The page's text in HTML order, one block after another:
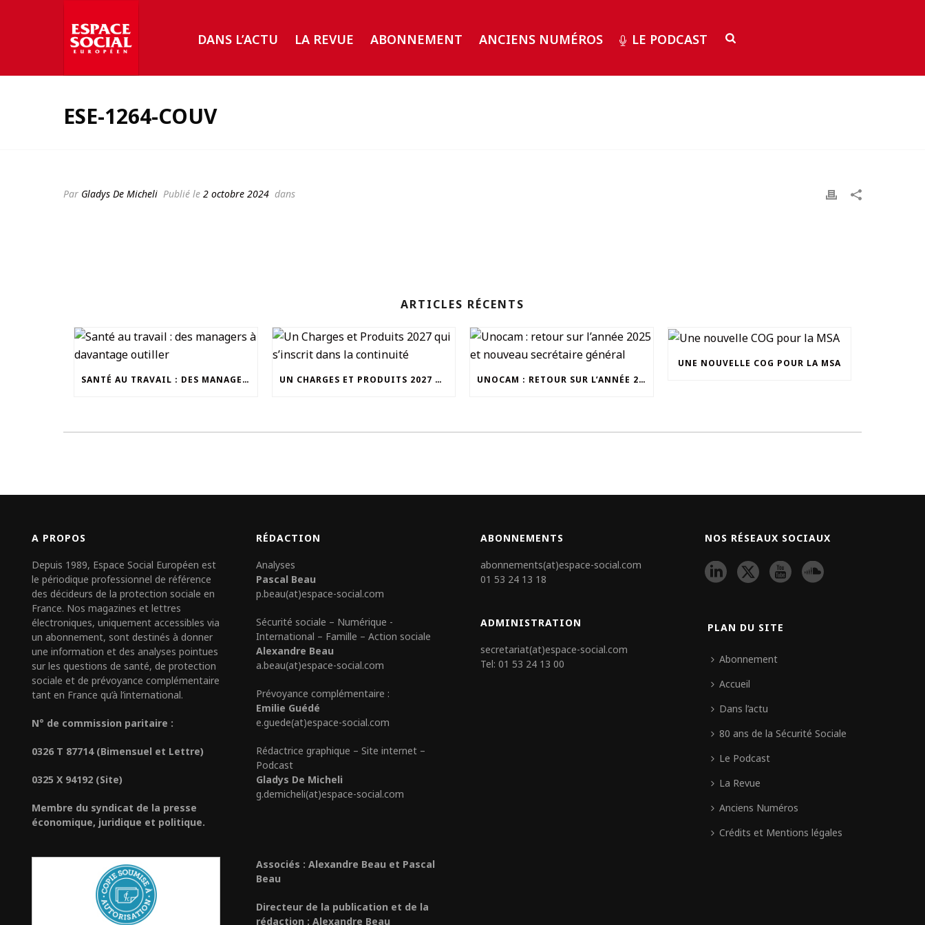
DANS L’ACTU LA REVUE ABONNEMENT ANCIENS NUMÉROS LE PODCAST
ESE-1264-COUV
Par Gladys De Micheli Publié le 2 octobre 2024 dans
ARTICLES RÉCENTS
SANTÉ AU TRAVAIL : DES MANAGERS À DAVANTAGE OUTILLER UN CHARGES ET PRODUITS 2027 QUI S’INSCRIT DANS LA CONTINUITÉ UNOCAM : RETOUR SUR L’ANNÉE 2025 ET NOUVEAU SECRÉTAIRE GÉNÉRAL
UNE NOUVELLE COG POUR LA MSA
A PROPOS
Depuis 1989, Espace Social Européen est
le périodique professionnel de référence
des décideurs de la protection sociale en
France. Nos magazines et lettres
électroniques, uniquement accessibles via
un abonnement, sont destinés à donner
une information et des analyses pointues
sur les questions de santé, de protection
sociale et de prévoyance complémentaire
tant en France qu’à l’international.
N° de commission paritaire :
0326 T 87714 (Bimensuel et Lettre)
0325 X 94192 (Site)
Membre du syndicat de la presse
économique, juridique et politique.
RÉDACTION
Analyses
Pascal Beau
p.beau(at)espace-social.com
Sécurité sociale – Numérique -
International – Famille – Action sociale
Alexandre Beau
a.beau(at)espace-social.com
Prévoyance complémentaire :
Emilie Guédé
e.guede(at)espace-social.com
Rédactrice graphique – Site internet –
Podcast
Gladys De Micheli
g.demicheli(at)espace-social.com
Associés : Alexandre Beau et Pascal
Beau
Directeur de la publication et de la
rédaction : Alexandre Beau
ABONNEMENTS
abonnements(at)espace-social.com
01 53 24 13 18
ADMINISTRATION
secretariat(at)espace-social.com
Tel: 01 53 24 13 00
NOS RÉSEAUX SOCIAUX
PLAN DU SITE
Abonnement
Accueil
Dans l’actu
80 ans de la Sécurité Sociale
Le Podcast
La Revue
Anciens Numéros
Crédits et Mentions légales